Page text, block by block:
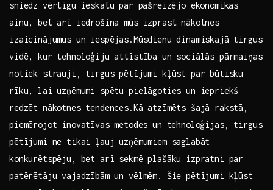
sniedz vērtīgu ieskatu⁢ par ​pašreizējo ekonomikas
ainu, bet arī iedrošina mūs izprast nākotnes
izaicinājumus un iespējas.Mūsdienu dinamiskajā tirgus
vidē, kur tehnoloģiju attīstība un sociālās‍ pārmaiņas
notiek strauji, tirgus pētījumi kļūst par būtisku
rīku,​ lai ​uzņēmumi spētu pielāgoties un iepriekš
redzēt nākotnes tendences.Kā atzīmēts šajā rakstā,
piemērojot inovatīvas⁤ metodes un tehnoloģijas, tirgus
pētījumi ne tikai ļauj uzņēmumiem saglabāt
konkurētspēju, bet arī sekmē plašāku izpratni par​
patērētāju vajadzībām un vēlmēm. Šie ​pētījumi kļūst